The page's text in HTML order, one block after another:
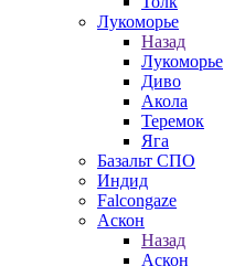
Лукоморье
Назад
Лукоморье
Диво
Акола
Теремок
Яга
Базальт СПО
Индид
Falcongaze
Аскон
Назад
Аскон